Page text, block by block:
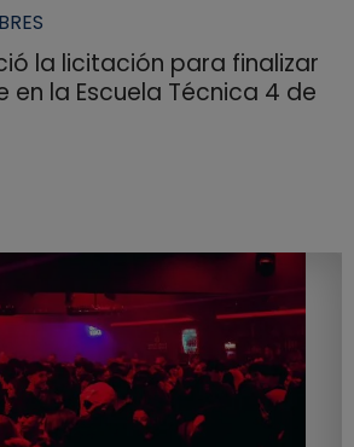
la licitación para finalizar
en la Escuela Técnica 4 de